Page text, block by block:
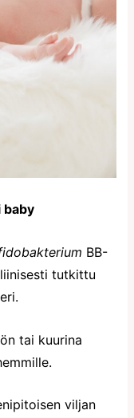
baby
BB-
tutkittu
tai kuurina
viljan